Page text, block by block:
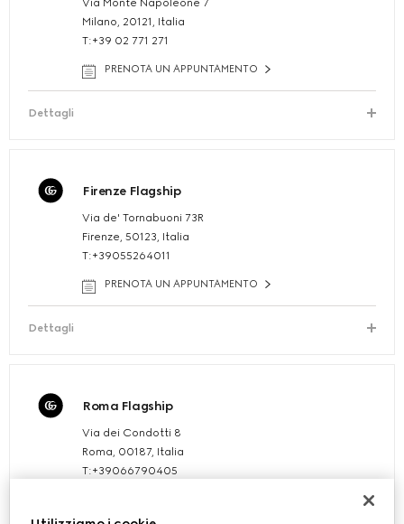
Via Monte Napoleone 7
Milano, 20121, Italia
T:+39 02 771 271
PRENOTA UN APPUNTAMENTO
Dettagli
Firenze Flagship
Via de' Tornabuoni 73R
Firenze, 50123, Italia
T:+39055264011
PRENOTA UN APPUNTAMENTO
Dettagli
Roma Flagship
Via dei Condotti 8
Roma, 00187, Italia
T:+39066790405